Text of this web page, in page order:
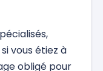
vous étiez à
obligé pour